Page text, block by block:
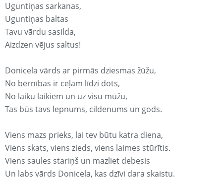
Uguntiņas sarkanas,
Uguntiņas baltas
Tavu vārdu sasilda,
Aizdzen vējus saltus!
Donicela vārds ar pirmās dziesmas žūžu,
No bērnības ir ceļam līdzi dots,
No laiku laikiem un uz visu mūžu,
Tas būs tavs lepnums, cildenums un gods.
Viens mazs prieks, lai tev būtu katra diena,
Viens skats, viens zieds, viens laimes stūrītis.
Viens saules stariņš un mazliet debesis
Un labs vārds Donicela, kas dzīvi dara skaistu.